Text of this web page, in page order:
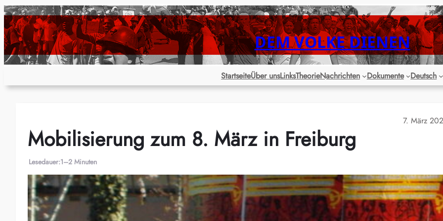
Zum
Inhalt
springen
DEM VOLKE DIENEN
StartseiteÜber unsLinksTheorieNachrichten Dokumente Deutsch
7. März
Mobilisierung zum 8. März in Freiburg
Lesedauer:1–2 Minuten